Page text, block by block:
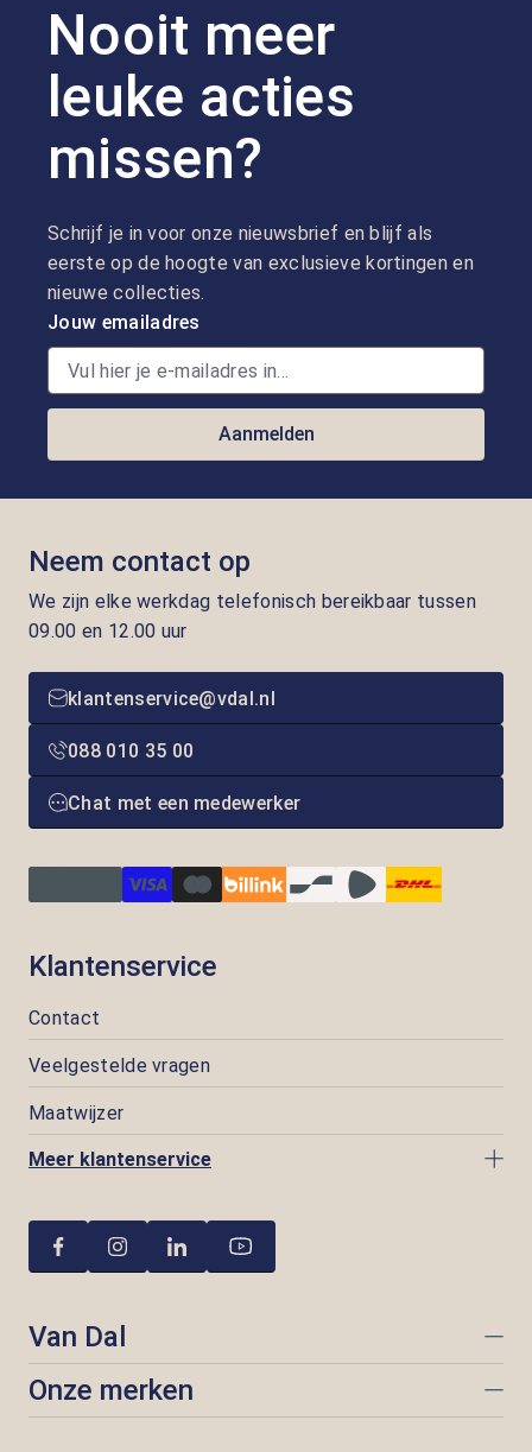
Nooit meer
leuke acties
missen?
Schrijf je in voor onze nieuwsbrief en blijf als
eerste op de hoogte van exclusieve kortingen en
nieuwe collecties.
Jouw emailadres
Aanmelden
Neem contact op
We zijn elke werkdag telefonisch bereikbaar tussen
09.00 en 12.00 uur
klantenservice@vdal.nl
088 010 35 00
Chat met een medewerker
Klantenservice
Contact
Veelgestelde vragen
Maatwijzer
Meer klantenservice
Van Dal
Onze merken